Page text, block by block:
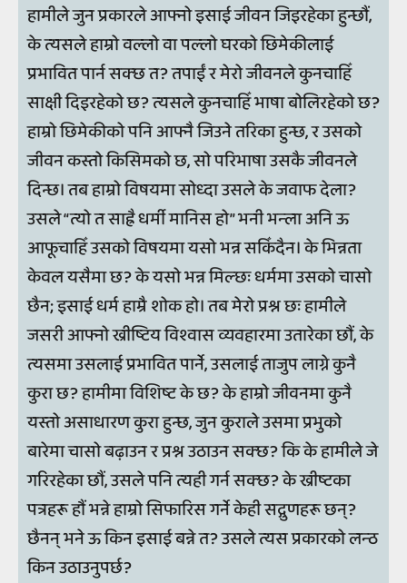
हामीले जुन प्रकारले आफ्नो इसाई जीवन जिइरहेका हुन्छौं,
के त्यसले हाम्रो वल्लो वा पल्लो घरको छिमेकीलाई
प्रभावित पार्न सक्छ त? तपाईं र मेरो जीवनले कुनचाहिँ
साक्षी दिइरहेको छ? त्यसले कुनचाहिँ भाषा बोलिरहेको छ?
हाम्रो छिमेकीको पनि आफ्नै जिउने तरिका हुन्छ, र उसको
जीवन कस्तो किसिमको छ, सो परिभाषा उसकै जीवनले
दिन्छ। तब हाम्रो विषयमा सोध्दा उसले के जवाफ देला?
उसले “त्यो त साह्रै धर्मी मानिस हो” भनी भन्ला अनि ऊ
आफूचाहिँ उसको विषयमा यसो भन्न सकिँदैन। के भिन्नता
केवल यसैमा छ? के यसो भन्न मिल्छः धर्ममा उसको चासो
छैन; इसाई धर्म हाम्रै शोक हो। तब मेरो प्रश्न छः हामीले
जसरी आफ्नो ख्रीष्टिय विश्वास व्यवहारमा उतारेका छौं, के
त्यसमा उसलाई प्रभावित पार्ने, उसलाई ताजुप लाग्ने कुनै
कुरा छ? हामीमा विशिष्ट के छ? के हाम्रो जीवनमा कुनै
यस्तो असाधारण कुरा हुन्छ, जुन कुराले उसमा प्रभुको
बारेमा चासो बढ़ाउन र प्रश्न उठाउन सक्छ? कि के हामीले जे
गरिरहेका छौं, उसले पनि त्यही गर्न सक्छ? के ख्रीष्टका
पत्रहरू हौं भन्ने हाम्रो सिफारिस गर्ने केही सद्गुणहरू छन्?
छैनन् भने ऊ किन इसाई बन्ने त? उसले त्यस प्रकारको लन्ठ
किन उठाउनुपर्छ?